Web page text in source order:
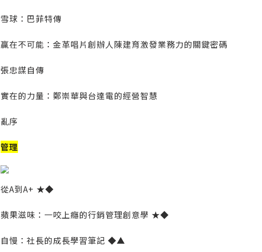
雪球：巴菲特傳
贏在不可能：金革唱片創辦人陳建育激發業務力的關鍵密碼
張忠謀自傳
實在的力量：鄭崇華與台達電的經營智慧
亂序
管理
從A到A+ ★◆
蘋果滋味：一咬上癮的行銷管理創意學 ★◆
自慢：社長的成長學習筆記 ◆▲